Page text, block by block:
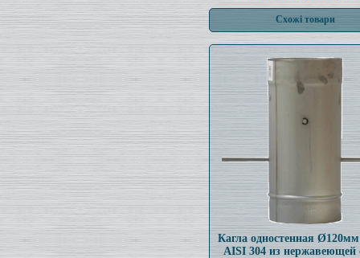
Схожі товари
Кагла одностенная
AISI 304 из нержавеющей